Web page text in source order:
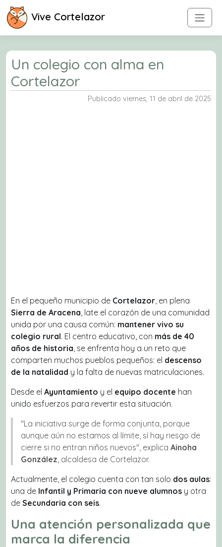
Vive Cortelazor
Un colegio con alma en
Cortelazor
Publicado viernes, 11 de abril de 2025
En el pequeño municipio de Cortelazor , en plena
Sierra de Aracena , late el corazón de una comunidad
unida por una causa común: mantener vivo su
colegio rural. El centro educativo, con más de 40
años de historia , se enfrenta hoy a un reto que
comparten muchos pueblos pequeños: el descenso
de la natalidad y la falta de nuevas matriculaciones.
Desde el Ayuntamiento y el equipo docente han
unido esfuerzos para revertir esta situación.
"La iniciativa surge de forma conjunta, porque
aunque aún no estamos al límite, sí hay riesgo de
cierre si no entran niños nuevos" , explica Ainoha
González , alcaldesa de Cortelazor.
Actualmente, el colegio cuenta con tan solo dos aulas:
una de Infantil y Primaria con nueve alumnos y otra
de Secundaria con seis.
Una atención personalizada que
marca la diferencia